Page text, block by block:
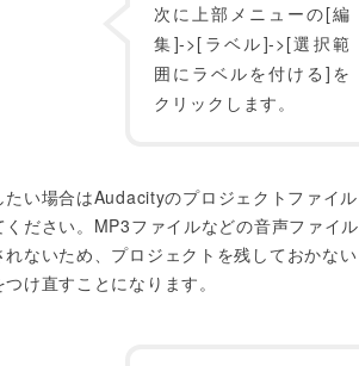
次に上部メニューの[編
集]->[ラベル]->[選択範
囲にラベルを付ける]を
クリックします。
たい場合はAudacityのプロジェクトファイ
ださい。MP3ファイルなどの音声ファイ
ないため、プロジェクトを残しておかな
け直すことになります。